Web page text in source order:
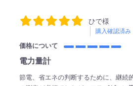
ひで様
購入確認済み
価格について
電力量計
節電、省エネの判断するために、継続